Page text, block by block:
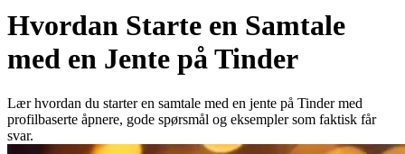
Hvordan Starte en Samtale
med en Jente på Tinder
Lær hvordan du starter en samtale med en jente på Tinder med
profilbaserte åpnere, gode spørsmål og eksempler som faktisk får
svar.